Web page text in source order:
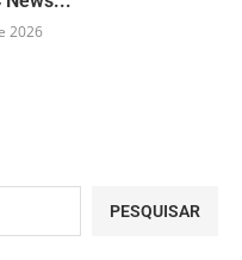
2026
PESQUISAR